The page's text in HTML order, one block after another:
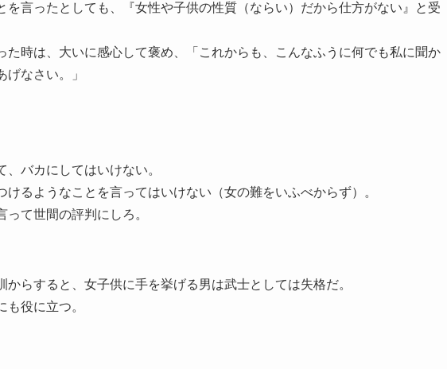
を言ったとしても、『女性や子供の性質（ならい）だから仕方がない』と受
た時は、大いに感心して褒め、「これからも、こんなふうに何でも私に聞か
なさい。」
バカにしてはいけない。
るようなことを言ってはいけない（女の難をいふべからず）。
て世間の評判にしろ。
らすると、女子供に手を挙げる男は武士としては失格だ。
も役に立つ。